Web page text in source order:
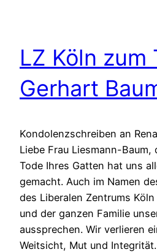
LZ Köln zum
Gerhart
Kondolenzschreiben an
Liebe Frau Liesmann-
Tode Ihres Gatten hat uns
gemacht. Auch im Namen
des Liberalen Zentrums
und der ganzen Familie
aussprechen. Wir verlieren
Weitsicht, Mut und